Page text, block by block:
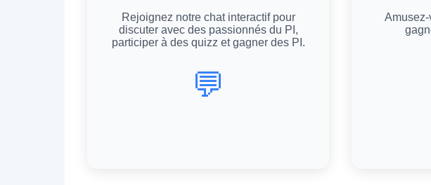
Rejoignez notre chat interactif pour
discuter avec des passionnés du PI,
participer à des quizz et gagner des PI.
💬